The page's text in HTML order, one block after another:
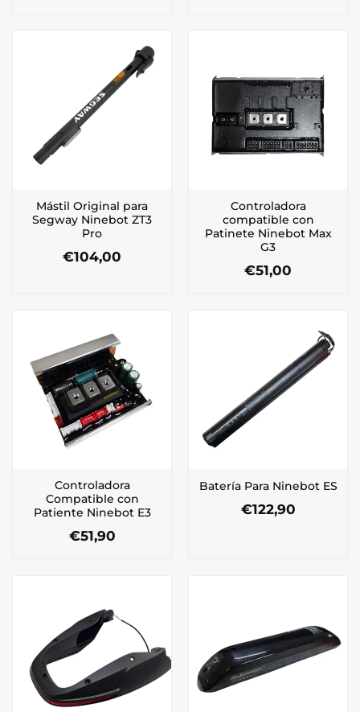
Mástil Original para
Segway Ninebot ZT3
Pro
€104,00
Controladora
compatible con
Patinete Ninebot Max
G3
€51,00
Controladora
Compatible con
Patiente Ninebot E3
€51,90
Batería Para Ninebot ES
€122,90